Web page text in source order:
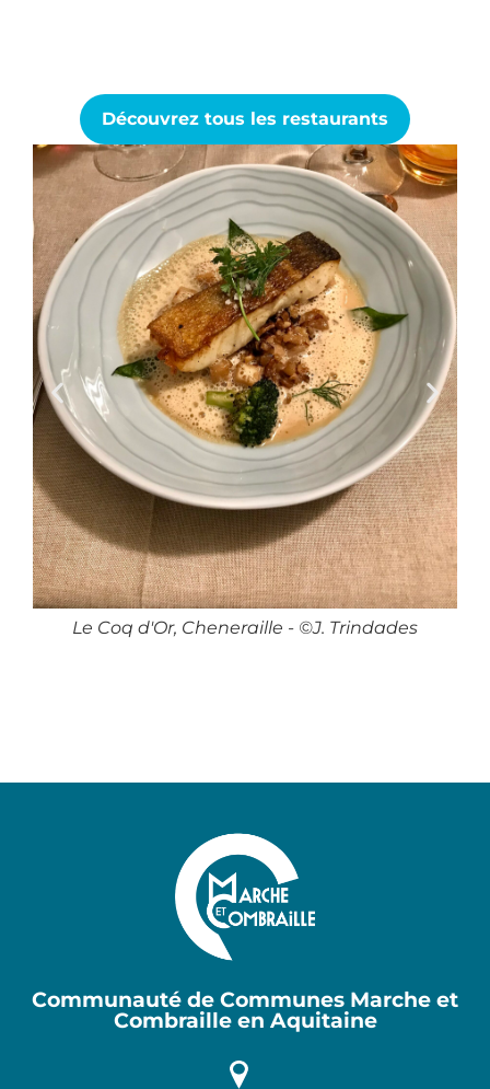
Découvrez tous les restaurants
Le Coq d'Or, Cheneraille - ©J. Trindades
Communauté de Communes Marche et
Combraille en Aquitaine